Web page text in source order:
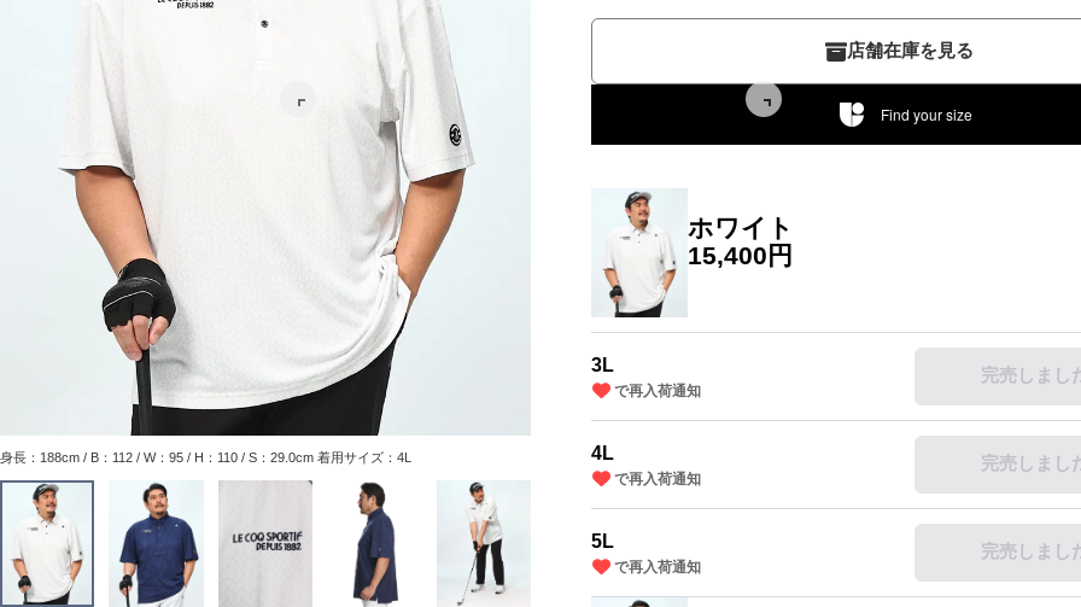
店舗在庫を見る
Find your size
ホワイト
15,400円
3L
で再入荷通知
完売しまし
4L
で再入荷通知
完売しまし
5L
で再入荷通知
完売しまし
身長：188cm / B：112 / W：95 / H：110 / S：29.0cm 着用サイズ：4L